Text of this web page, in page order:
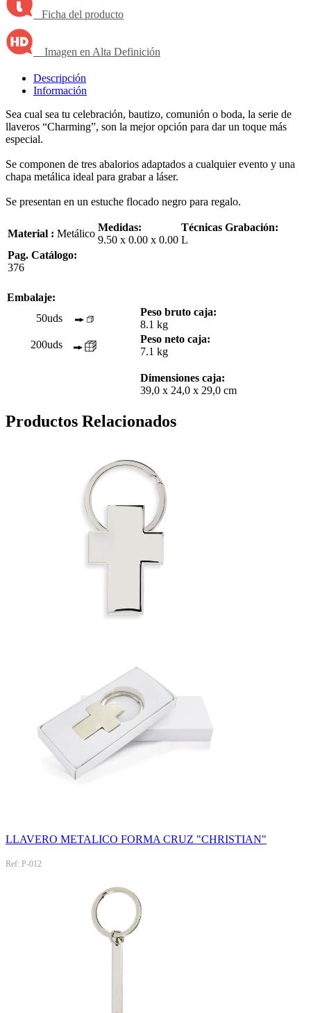
Ficha del producto
Imagen en Alta Definición
Descripción
Información
Sea cual sea tu celebración, bautizo, comunión o boda, la serie de
llaveros “Charming”, son la mejor opción para dar un toque más
especial.
Se componen de tres abalorios adaptados a cualquier evento y una
chapa metálica ideal para grabar a láser.
Se presentan en un estuche flocado negro para regalo.
Material : Metálico
Medidas:
9.50 x 0.00 x 0.00
Técnicas Grabación:
L
Pag. Catálogo:
376
Embalaje:
50uds
Peso bruto caja:
8.1 kg
200uds
Peso neto caja:
7.1 kg
Dimensiones caja:
39,0 x 24,0 x 29,0 cm
Productos Relacionados
LLAVERO METALICO FORMA CRUZ "CHRISTIAN"
Ref: P-012